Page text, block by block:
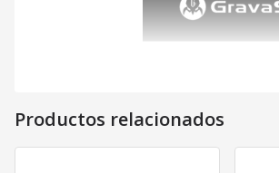
Productos relacionados